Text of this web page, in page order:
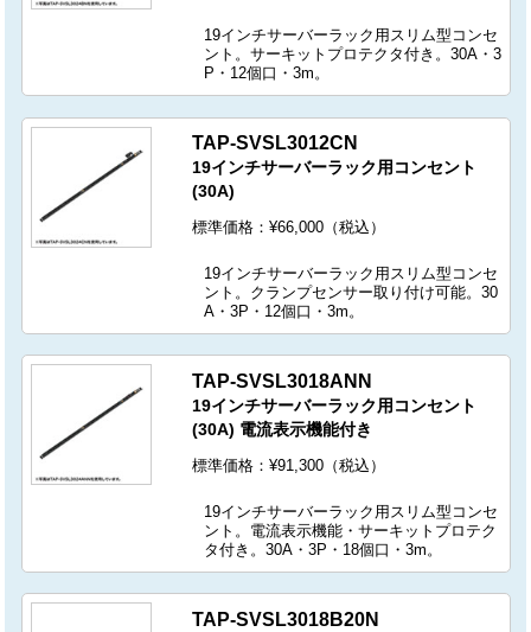
19インチサーバーラック用スリム型コンセ
ント。サーキットプロテクタ付き。30A・3
P・12個口・3m。
TAP-SVSL3012CN
19インチサーバーラック用コンセント
(30A)
標準価格：¥66,000（税込）
19インチサーバーラック用スリム型コンセ
ント。クランプセンサー取り付け可能。30
A・3P・12個口・3m。
TAP-SVSL3018ANN
19インチサーバーラック用コンセント
(30A) 電流表示機能付き
標準価格：¥91,300（税込）
19インチサーバーラック用スリム型コンセ
ント。電流表示機能・サーキットプロテク
タ付き。30A・3P・18個口・3m。
TAP-SVSL3018B20N